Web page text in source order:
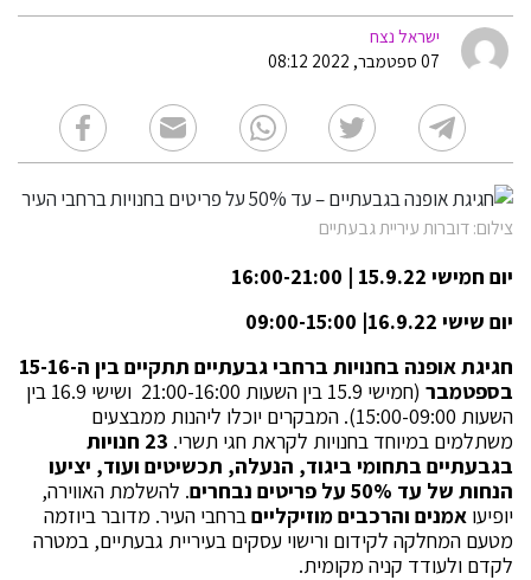
ישראל נצח
07 ספטמבר, 2022 08:12
צילום: דוברות עיריית גבעתיים
יום חמישי 15.9.22 | 16:00-21:00
יום שישי 16.9.22| 09:00-15:00
חגיגת אופנה בחנויות ברחבי גבעתיים תתקיים בין ה-15-16
בספטמבר
(חמישי 15.9 בין השעות 21:00-16:00 ושישי 16.9 בין
השעות 15:00-09:00). המבקרים יוכלו ליהנות ממבצעים
משתלמים במיוחד בחנויות לקראת חגי תשרי.
23 חנויות
בגבעתיים בתחומי ביגוד, הנעלה, תכשיטים ועוד, יציעו
הנחות של עד 50% על פריטים נבחרים
. להשלמת האווירה,
יופיעו אמנים והרכבים מוזיקלייםברחבי העיר. מדובר ביוזמה
מטעם המחלקה לקידום ורישוי עסקים בעיריית גבעתיים, במטרה
לקדם ולעודד קניה מקומית.